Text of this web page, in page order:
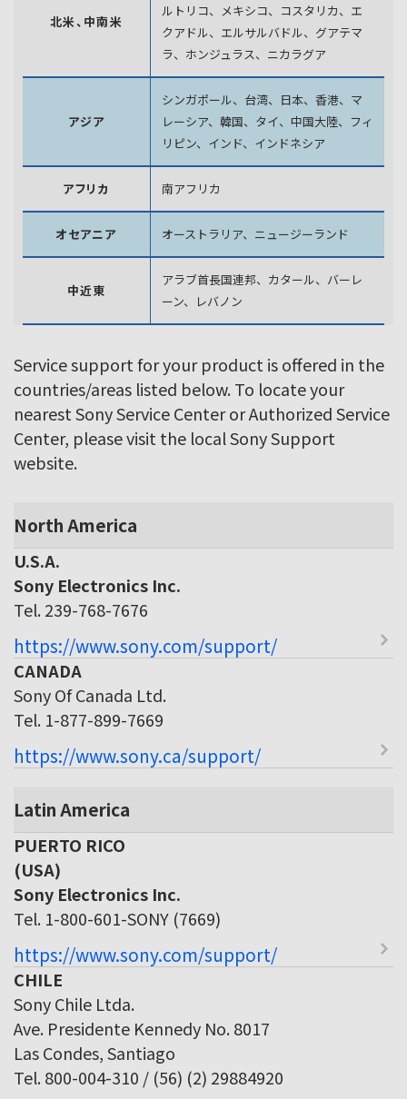
北米、中南米
ルトリコ、メキシコ、 コスタリカ、エ
クアドル、エルサルバドル、グアテマ
ラ、 ホンジュラス、ニカラグア
アジア
シンガポール、台湾、日本、香港、マ
レーシア、韓国、 タイ、中国大陸、フィ
リピン、インド、インドネシア
アフリカ 南アフリカ
オセアニア オーストラリア、ニュージーランド
中近東
アラブ首長国連邦、カタール、バーレ
ーン、レバノン
Service support for your product is offered in the
countries/areas listed below. To locate your
nearest Sony Service Center or Authorized Service
Center, please visit the local Sony Support
website.
North America
U.S.A.
Sony Electronics Inc.
Tel. 239-768-7676
https://www.sony.com/support/
CANADA
Sony Of Canada Ltd.
Tel. 1-877-899-7669
https://www.sony.ca/support/
Latin America
PUERTO RICO
(USA)
Sony Electronics Inc.
Tel. 1-800-601-SONY (7669)
https://www.sony.com/support/
CHILE
Sony Chile Ltda.
Ave. Presidente Kennedy No. 8017
Las Condes, Santiago
Tel. 800-004-310 / (56) (2) 29884920